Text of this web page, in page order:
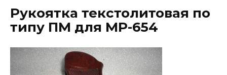
Рукоятка текстолитовая по
типу ПМ для МР-654